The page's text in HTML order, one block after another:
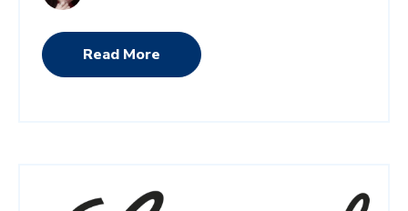
Read More